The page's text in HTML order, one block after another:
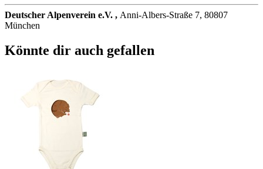
Deutscher Alpenverein e.V. , Anni-Albers-Straße 7, 80807
München
Könnte dir auch gefallen